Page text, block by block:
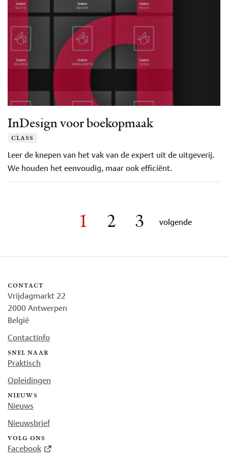
InDesign voor boekopmaak
class
Leer de knepen van het vak van de expert uit de uitgeverij.
We houden het eenvoudig, maar ook efficiënt.
1 2 3 volgende
contact
Vrijdagmarkt 22
2000 Antwerpen
België
Contactinfo
snel naar
Praktisch
Opleidingen
nieuws
Nieuws
Nieuwsbrief
volg ons
Facebook